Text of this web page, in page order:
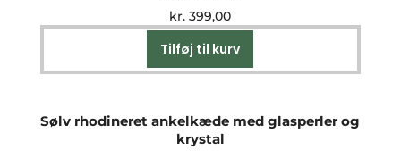
kr. 399,00
Tilføj til kurv
Sølv rhodineret ankelkæde med glasperler og
krystal